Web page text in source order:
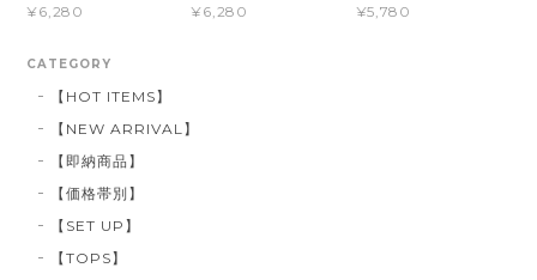
¥6,280
¥6,280
¥5,780
CATEGORY
【HOT ITEMS】
【NEW ARRIVAL】
【即納商品】
【価格帯別】
【SET UP】
【TOPS】